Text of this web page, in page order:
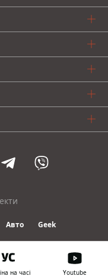
Авто Geek
на часі Youtube